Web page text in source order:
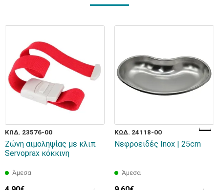
ΚΩΔ. 23576-00
Ζώνη αιμοληψίας με κλιπ
Servoprax κόκκινη
Άμεσα
ΚΩΔ. 24118-00
Νεφροειδές Inox | 25cm
Άμεσα